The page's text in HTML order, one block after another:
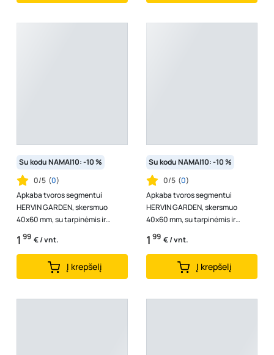
Su kodu NAMAI10: -10 %
0/5 (0)
Apkaba tvoros segmentui
HERVIN GARDEN, skersmuo
40x60 mm, su tarpinėmis ir
varžtais, galinė, cinkuota ir
dažyta, RAL6005
1 99 € / vnt.
Į krepšelį
Su kodu NAMAI10: -10 %
0/5 (0)
Apkaba tvoros segmentui
HERVIN GARDEN, skersmuo
40x60 mm, su tarpinėmis ir
varžtais, kampinė, cinkuota ir
dažyta, RAL600...
1 99 € / vnt.
Į krepšelį